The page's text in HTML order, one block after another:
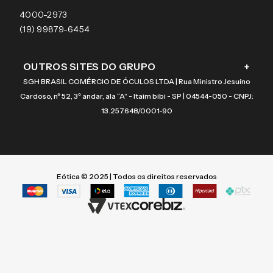
4000-2973
(19) 99879-6454
OUTROS SITES DO GRUPO +
SGH BRASIL COMÉRCIO DE ÓCULOS LTDA | Rua Ministro Jesuíno
Cardoso, nº 52, 3º andar, ala “A” - Itaim bibi - SP | 04544-050 - CNPJ:
13.257.648/0001-90
Eótica © 2025 | Todos os direitos reservados